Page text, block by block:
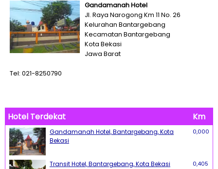
Gandamanah Hotel
Jl. Raya Narogong Km 11 No. 26
Kelurahan Bantargebang
Kecamatan Bantargebang
Kota Bekasi
Jawa Barat
Tel: 021-8250790
Hotel Terdekat Km
Gandamanah Hotel, Bantargebang, Kota
Bekasi
0,000
Transit Hotel, Bantargebang, Kota Bekasi 0,405